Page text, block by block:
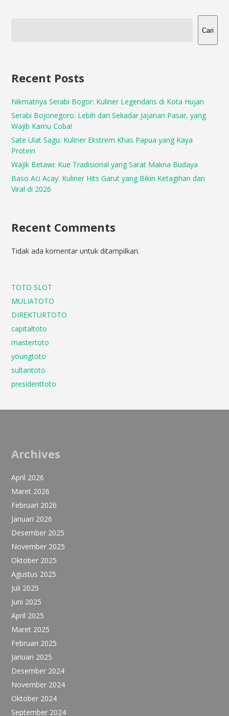
Cari
Recent Posts
Nikmatnya Serabi Bogor: Kuliner Legendaris di Kota Hujan
Serabi Bojonegoro: Lebih dari Sekadar Jajanan Pasar, yang
Wajib Kamu Coba!
Sate Ulat Sagu: Kuliner Ekstrem Khas Papua yang Kaya
Protein
Wajik Betawi: Kue Tradisional yang Sarat Makna Budaya
Baso Aci Acay: Kuliner Hits Garut yang Bikin Ketagihan dan
Viral di 2026
Recent Comments
Tidak ada komentar untuk ditampilkan.
TOTO SLOT
MULIATOTO
DIREKTURTOTO
capitaltoto
mastertoto
youngtoto
sultantoto
presidenttoto
Archives
April 2026
Maret 2026
Februari 2026
Januari 2026
Desember 2025
November 2025
Oktober 2025
Agustus 2025
Juli 2025
Juni 2025
April 2025
Maret 2025
Februari 2025
Januari 2025
Desember 2024
November 2024
Oktober 2024
September 2024